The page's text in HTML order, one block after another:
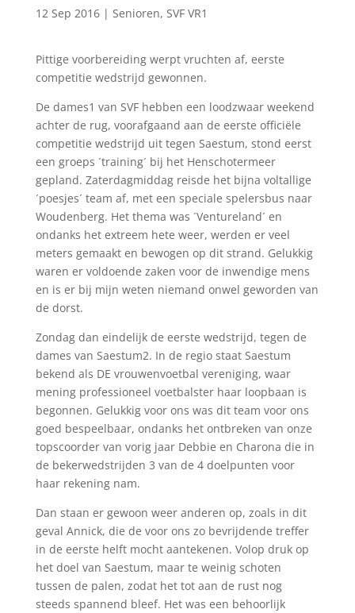
12 Sep 2016| Senioren, SVF VR1
Pittige voorbereiding werpt vruchten af, eerste
competitie wedstrijd gewonnen.
De dames1 van SVF hebben een loodzwaar weekend
achter de rug, voorafgaand aan de eerste officiële
competitie wedstrijd uit tegen Saestum, stond eerst
een groeps ´training´ bij het Henschotermeer
gepland. Zaterdagmiddag reisde het bijna voltallige
´poesjes´ team af, met een speciale spelersbus naar
Woudenberg. Het thema was ´Ventureland´ en
ondanks het extreem hete weer, werden er veel
meters gemaakt en bewogen op dit strand. Gelukkig
waren er voldoende zaken voor de inwendige mens
en is er bij mijn weten niemand onwel geworden van
de dorst.
Zondag dan eindelijk de eerste wedstrijd, tegen de
dames van Saestum2. In de regio staat Saestum
bekend als DE vrouwenvoetbal vereniging, waar
mening professioneel voetbalster haar loopbaan is
begonnen. Gelukkig voor ons was dit team voor ons
goed bespeelbaar, ondanks het ontbreken van onze
topscoorder van vorig jaar Debbie en Charona die in
de bekerwedstrijden 3 van de 4 doelpunten voor
haar rekening nam.
Dan staan er gewoon weer anderen op, zoals in dit
geval Annick, die de voor ons zo bevrijdende treffer
in de eerste helft mocht aantekenen. Volop druk op
het doel van Saestum, maar te weinig schoten
tussen de palen, zodat het tot aan de rust nog
steeds spannend bleef. Het was een behoorlijk